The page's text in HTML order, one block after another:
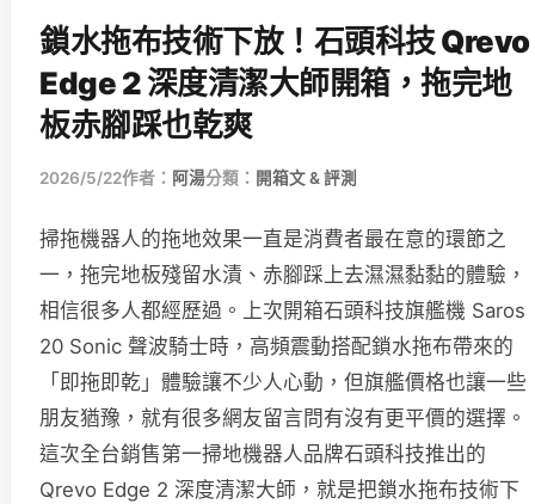
鎖水拖布技術下放！石頭科技 Qrevo
Edge 2 深度清潔大師開箱，拖完地
板赤腳踩也乾爽
2026/5/22作者： 阿湯分類： 開箱文 & 評測
掃拖機器人的拖地效果一直是消費者最在意的環節之
一，拖完地板殘留水漬、赤腳踩上去濕濕黏黏的體驗，
相信很多人都經歷過。上次開箱石頭科技旗艦機 Saros
20 Sonic 聲波騎士時，高頻震動搭配鎖水拖布帶來的
「即拖即乾」體驗讓不少人心動，但旗艦價格也讓一些
朋友猶豫，就有很多網友留言問有沒有更平價的選擇。
這次全台銷售第一掃地機器人品牌石頭科技推出的
Qrevo Edge 2 深度清潔大師，就是把鎖水拖布技術下